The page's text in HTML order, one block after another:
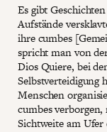
Es gibt
Aufstände
ihre cumbes
spricht man von
Dios Quiere, bei
Selbstverteidigung
Menschen
cumbes
Sichtweite am Ufer